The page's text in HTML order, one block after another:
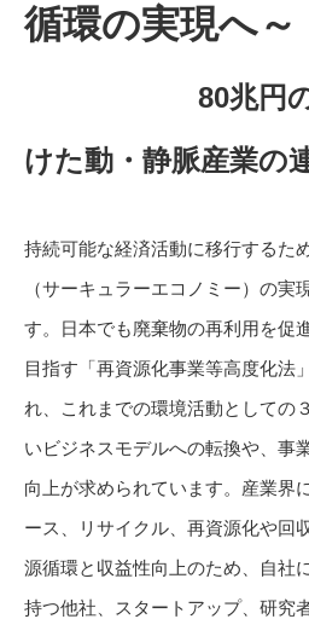
循環の実現へ～
80兆円の成
けた動・静脈産業の
持続可能な経済活動に移行するた
（サーキュラーエコノミー）の実
す。日本でも廃棄物の再利用を促
目指す「再資源化事業等高度化法
れ、これまでの環境活動としての
いビジネスモデルへの転換や、事
向上が求められています。産業界
ース、リサイクル、再資源化や回
源循環と収益性向上のため、自社
持つ他社、スタートアップ、研究